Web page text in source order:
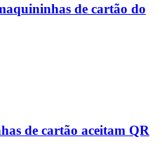
de cartão do
de cartão aceitam QR